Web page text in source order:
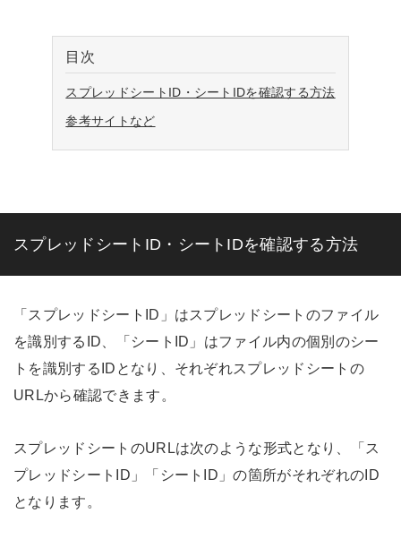
目次
スプレッドシートID・シートIDを確認する方法
参考サイトなど
スプレッドシートID・シートIDを確認する方法
「スプレッドシートID」はスプレッドシートのファイル
を識別するID、「シートID」はファイル内の個別のシー
トを識別するIDとなり、それぞれスプレッドシートの
URLから確認できます。
スプレッドシートのURLは次のような形式となり、「ス
プレッドシートID」「シートID」の箇所がそれぞれのID
となります。